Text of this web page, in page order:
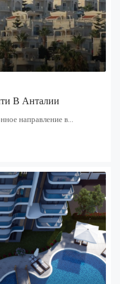
В Анталии
направление в...